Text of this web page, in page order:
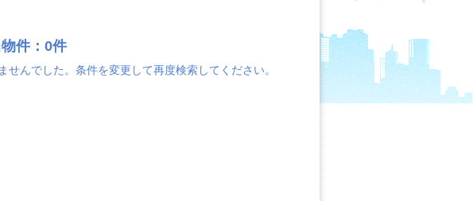
件：0件
んでした。条件を変更して再度検索してください。